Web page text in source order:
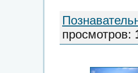
просмотров: